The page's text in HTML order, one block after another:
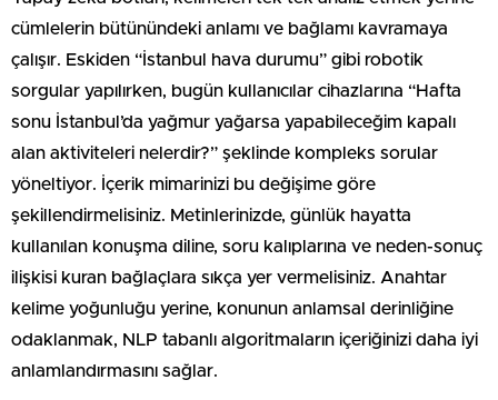
cümlelerin bütünündeki anlamı ve bağlamı kavramaya
çalışır. Eskiden “İstanbul hava durumu” gibi robotik
sorgular yapılırken, bugün kullanıcılar cihazlarına “Hafta
sonu İstanbul’da yağmur yağarsa yapabileceğim kapalı
alan aktiviteleri nelerdir?” şeklinde kompleks sorular
yöneltiyor. İçerik mimarinizi bu değişime göre
şekillendirmelisiniz. Metinlerinizde, günlük hayatta
kullanılan konuşma diline, soru kalıplarına ve neden-sonuç
ilişkisi kuran bağlaçlara sıkça yer vermelisiniz. Anahtar
kelime yoğunluğu yerine, konunun anlamsal derinliğine
odaklanmak, NLP tabanlı algoritmaların içeriğinizi daha iyi
anlamlandırmasını sağlar.